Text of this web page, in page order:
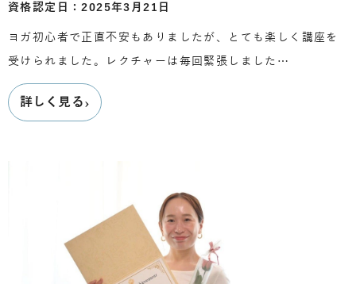
資格認定日：2025年3月21日
ヨガ初心者で正直不安もありましたが、とても楽しく講座を
受けられました。レクチャーは毎回緊張しました…
詳しく見る›